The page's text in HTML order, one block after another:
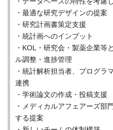
・最適な研究デザインの提案
・研究計画書策定支援
・統計画へのインプット
・KOL・研究会・製薬企業等
ル調整・進捗管理
・統計解析担当者、プログラ
連携
・学術論文の作成・投稿支援
・メディカルアフェアーズ部
する提案